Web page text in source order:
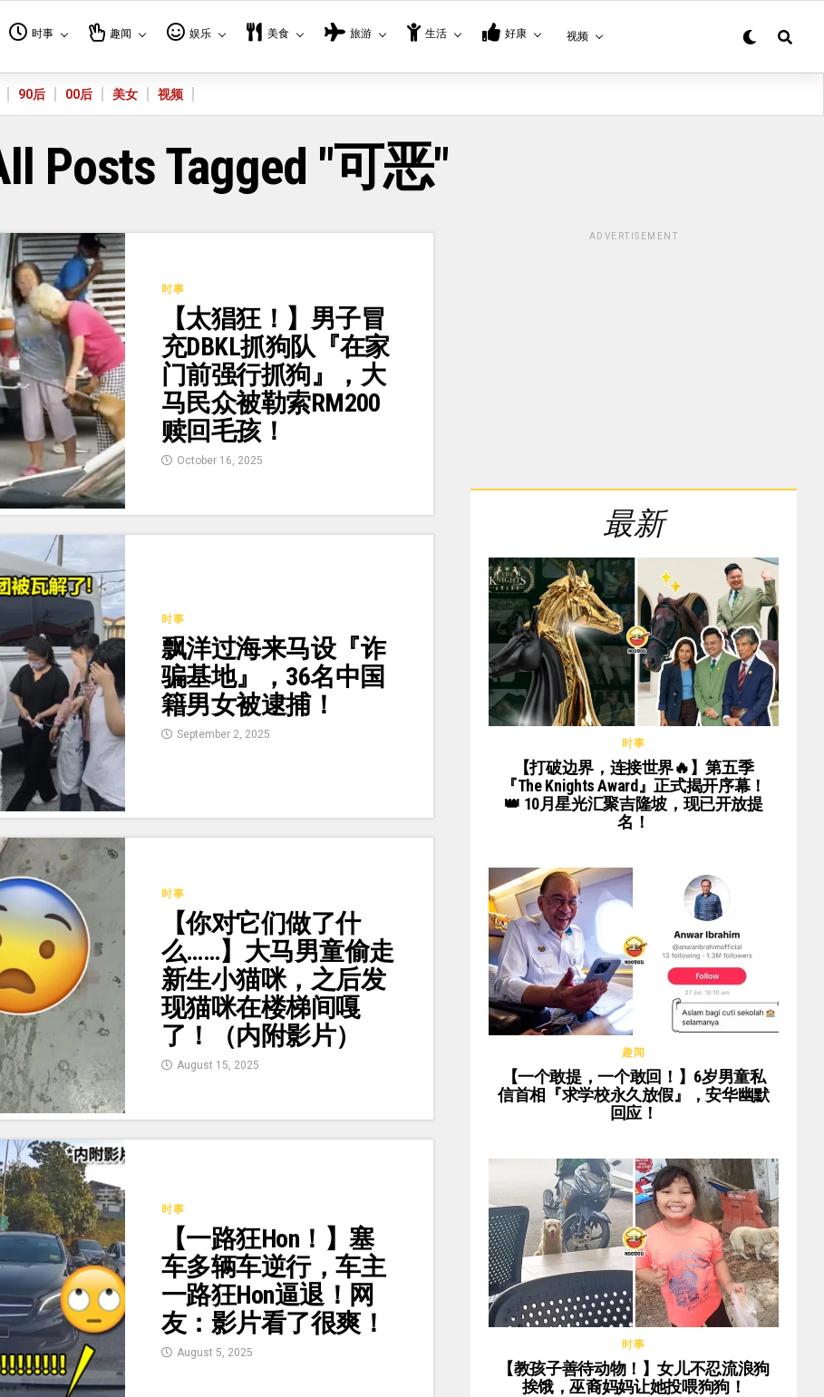
时事 趣闻 娱乐 美食 旅游 生活 好康 视频
90后 00后 美女 视频
Posts Tagged "可恶"
时事
【太猖狂！】男子冒
充DBKL抓狗队『在家
门前强行抓狗』，大
马民众被勒索RM200
赎回毛孩！
October 16, 2025
时事
飘洋过海来马设『诈
骗基地』，36名中国
籍男女被逮捕！
September 2, 2025
时事
【你对它们做了什
么……】大马男童偷走
新生小猫咪，之后发
现猫咪在楼梯间嘎
了！（内附影片）
August 15, 2025
时事
【一路狂Hon！】塞
车多辆车逆行，车主
一路狂Hon逼退！网
友：影片看了很爽！
August 5, 2025
ADVERTISEMENT
最新
时事
【打破边界，连接世界🔥】第五季
『The Knights Award』正式揭开序幕！
👑 10月星光汇聚吉隆坡，现已开放提
名！
趣闻
【一个敢提，一个敢回！】6岁男童私
信首相『求学校永久放假』，安华幽默
回应！
时事
【教孩子善待动物！】女儿不忍流浪狗
挨饿，巫裔妈妈让她投喂狗狗！